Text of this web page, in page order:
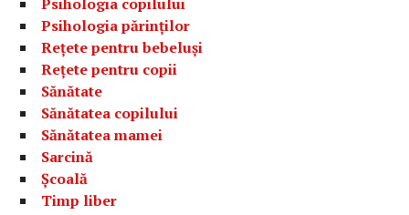
Psihologia părinților
Rețete pentru bebeluși
Rețete pentru copii
Sănătate
Sănătatea copilului
Sănătatea mamei
Sarcină
Școală
Timp liber